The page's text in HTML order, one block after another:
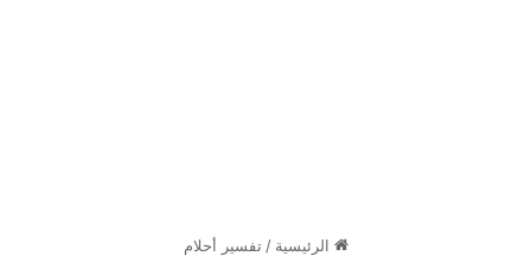
الرئيسية / تفسير أحلام